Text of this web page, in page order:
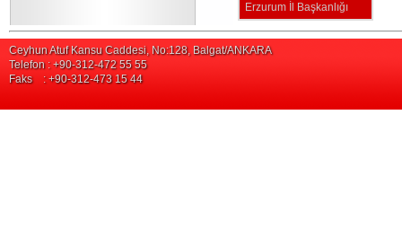
Erzurum İl Başkanlığı
Ceyhun Atuf Kansu Caddesi, No:128, Balgat/ANKARA
Telefon : +90-312-472 55 55
Faks : +90-312-473 15 44